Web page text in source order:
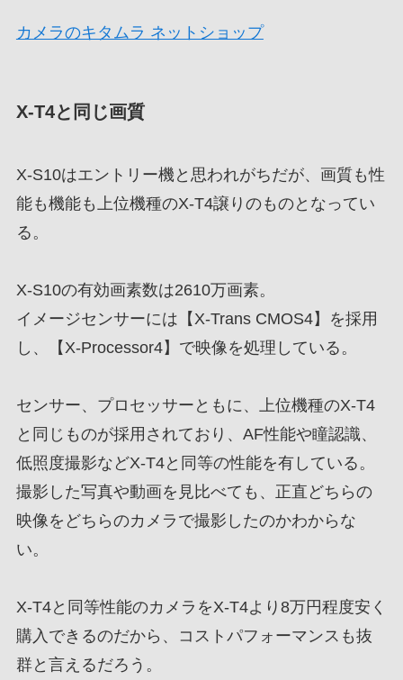
カメラのキタムラ ネットショップ
X-T4と同じ画質
X-S10はエントリー機と思われがちだが、画質も性
能も機能も上位機種のX-T4譲りのものとなってい
る。
X-S10の有効画素数は2610万画素。
イメージセンサーには【X-Trans CMOS4】を採用
し、【X-Processor4】で映像を処理している。
センサー、プロセッサーともに、上位機種のX-T4
と同じものが採用されており、AF性能や瞳認識、
低照度撮影などX-T4と同等の性能を有している。
撮影した写真や動画を見比べても、正直どちらの
映像をどちらのカメラで撮影したのかわからな
い。
X-T4と同等性能のカメラをX-T4より8万円程度安く
購入できるのだから、コストパフォーマンスも抜
群と言えるだろう。